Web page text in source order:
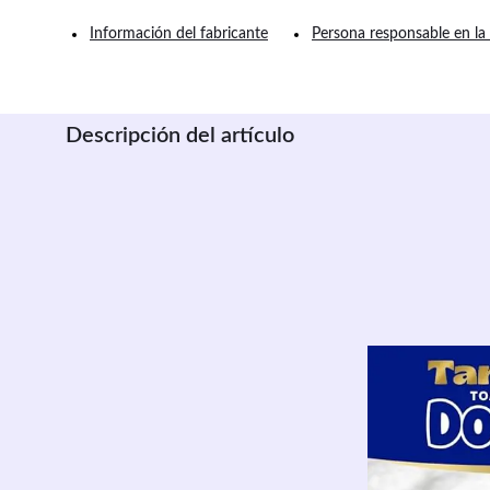
Información del fabricante Persona responsable en la
Descripción del artículo